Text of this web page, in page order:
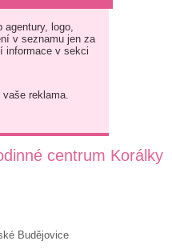
agentury, logo,
v seznamu jen za
informace v sekci
vaše reklama.
centrum Korálky
Budějovice